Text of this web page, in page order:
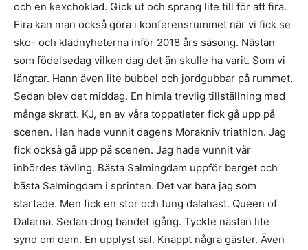
och en kexchoklad. Gick ut och sprang lite till för att fira.
Fira kan man också göra i konferensrummet när vi fick se
sko- och klädnyheterna inför 2018 års säsong. Nästan
som födelsedag vilken dag det än skulle ha varit. Som vi
längtar. Hann även lite bubbel och jordgubbar på rummet.
Sedan blev det middag. En himla trevlig tillställning med
många skratt. KJ, en av våra toppatleter fick gå upp på
scenen. Han hade vunnit dagens Morakniv triathlon. Jag
fick också gå upp på scenen. Jag hade vunnit vår
inbördes tävling. Bästa Salmingdam uppför berget och
bästa Salmingdam i sprinten. Det var bara jag som
startade. Men fick en stor och tung dalahäst. Queen of
Dalarna. Sedan drog bandet igång. Tyckte nästan lite
synd om dem. En upplyst sal. Knappt några gäster. Även